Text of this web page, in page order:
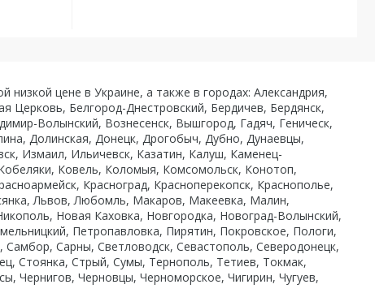
низкой цене в Украине, а также в городах: Александрия,
Церковь, Белгород-Днестровский, Бердичев, Бердянск,
Волынский, Вознесенск, Вышгород, Гадяч, Геническ,
Долинская, Донецк, Дрогобыч, Дубно, Дунаевцы,
Измаил, Ильичевск, Казатин, Калуш, Каменец-
Ковель, Коломыя, Комсомольск, Конотоп,
Красноград, Красноперекопск, Краснополье,
Львов, Любомль, Макаров, Макеевка, Малин,
Новая Каховка, Новгородка, Новоград-Волынский,
Петропавловка, Пирятин, Покровское, Пологи,
Сарны, Светловодск, Севастополь, Северодонецк,
Стоянка, Стрый, Сумы, Тернополь, Тетиев, Токмак,
Чернигов, Черновцы, Черноморское, Чигирин, Чугуев,